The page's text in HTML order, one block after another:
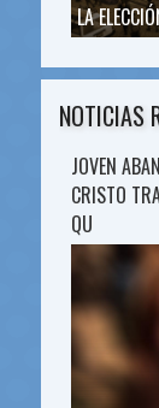
LA
NOTICIAS
JOVEN
CRISTO
QU